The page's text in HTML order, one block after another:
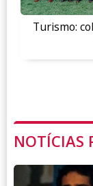
Turismo:
NOTÍCIAS